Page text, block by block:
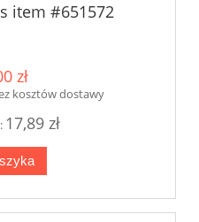
item #651572
zł
kosztów dostawy
17,89 zł